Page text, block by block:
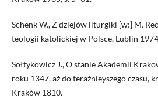
Schenk W., Z dziejów liturgiki [w:] M.
teologii katolickiej w Polsce, Lublin
Sołtykowicz J., O stanie Akademii
roku 1347, aż do teraźnieyszego czasu,
Kraków 1810.